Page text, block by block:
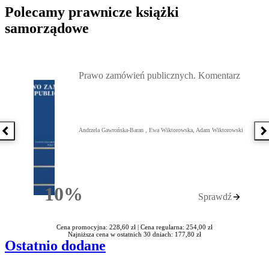
Polecamy prawnicze książki
samorządowe
Poprzednia książka
10%Rabatu
Prawo zamówień publicznych. Komentarz
Andrzela Gawrońska-Baran , Ewa Wiktorowska, Adam Wiktorowski
Sprawdź
Cena promocyjna: 228,60 zł | Cena regularna: 254,00 zł
Najniższa cena w ostatnich 30 dniach: 177,80 zł
Ostatnio dodane